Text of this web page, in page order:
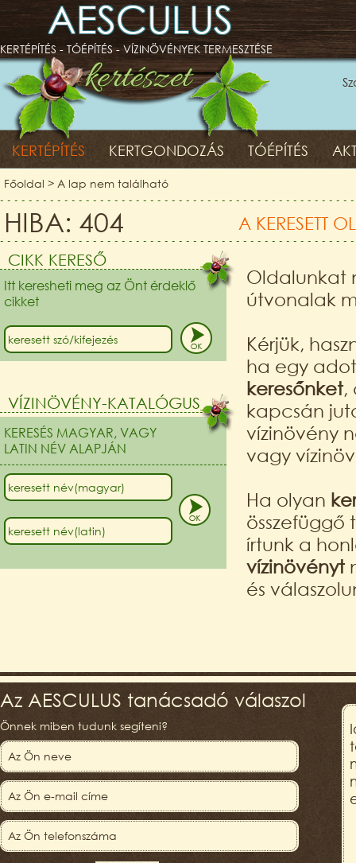
AESCULUS
KERTÉPÍTÉS - TÓÉPÍTÉS - VÍZINÖVÉNYEK TERMESZTÉSE
KERTÉPÍTÉS KERTGONDOZÁS TÓÉPÍTÉS
Főoldal > A lap nem található
HIBA: 404 A KERESETT
CIKK KERESŐ
Itt keresheti meg az Önt érdeklő
cikket
VÍZINÖVÉNY-KATALÓGUS
KERESÉS MAGYAR, VAGY
LATIN NÉV ALAPJÁN
Oldalunkat
útvonalak
Kérjük,
ha egy
keresőnket,
kapcsán
vízinövény
vagy
Ha olyan
írtunk a
vízinövényt
és
Az AESCULUS tanácsadó válaszol
Önnek miben tudunk segíteni?